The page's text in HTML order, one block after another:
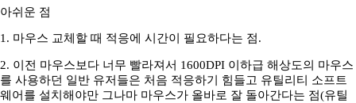
아쉬운 점
1. 마우스 교체할 때 적응에 시간이 필요하다는 점.
2. 이전 마우스보다 너무 빨라져서 1600DPI 이하급 해상도의 마우스
를 사용하던 일반 유저들은 처음 적응하기 힘들고 유틸리티 소프트
웨어를 설치해야만 그나마 마우스가 올바로 잘 돌아간다는 점(유틸